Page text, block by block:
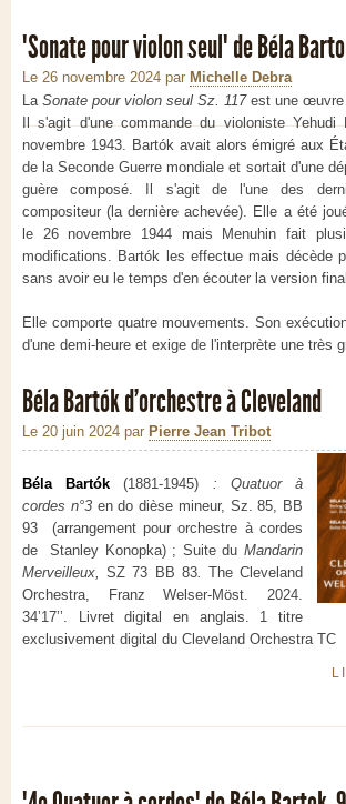
"Sonate pour violon seul" de Béla
Le 26 novembre 2024 par Michelle Debra
La Sonate pour violon seul Sz. 117est une œuvre
Il s'agit d'une commande du violoniste Yehudi
novembre 1943. Bartók avait alors émigré aux
de la Seconde Guerre mondiale et sortait d'une
guère composé. Il s'agit de l'une des
compositeur (la dernière achevée). Elle a été
le 26 novembre 1944 mais Menuhin fait
modifications. Bartók les effectue mais décède
sans avoir eu le temps d'en écouter la version
Elle comporte quatre mouvements. Son
d'une demi-heure et exige de l'interprète une très
Béla Bartók d’orchestre à Cleveland
Le 20 juin 2024 par Pierre Jean Tribot
Béla Bartók(1881-1945) : Quatuor à
cordes n°3en do dièse mineur, Sz. 85, BB
93 (arrangement pour orchestre à cordes
de Stanley Konopka) ; Suite du Mandarin
Merveilleux,SZ 73 BB 83. The Cleveland
Orchestra, Franz Welser-Möst. 2024.
34’17’’. Livret digital en anglais. 1 titre
exclusivement digital du Cleveland Orchestra TC